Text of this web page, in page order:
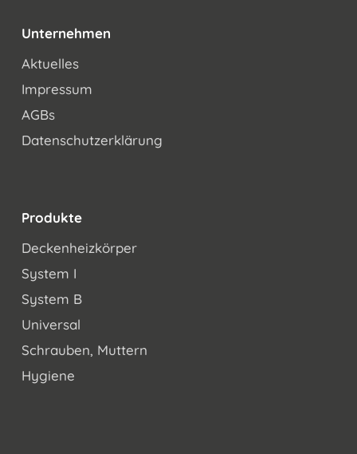
Unternehmen
Aktuelles
Impressum
AGBs
Datenschutzerklärung
Produkte
Deckenheizkörper
System I
System B
Universal
Schrauben, Muttern
Hygiene